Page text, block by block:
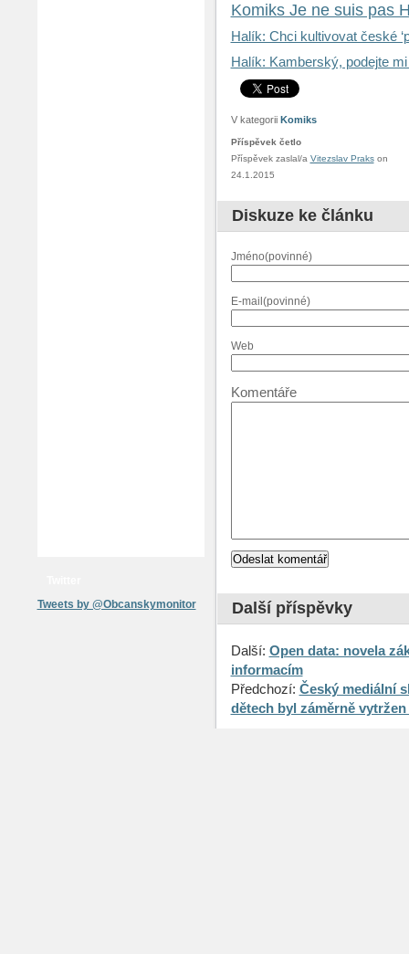
Tweets by @Obcanskymonitor
Komiks Je ne suis pas
Halík: Chci kultivovat české
Halík: Kamberský, podejte
V kategorii Komiks
Příspěvek četlo
Příspěvek zaslal/a Vitezslav Prakson
24.1.2015
Diskuze ke článku
Jméno(povinné)
E-mail(povinné)
Web
Komentáře
Další příspěvky
Další: Open data: novela
informacím
Předchozí: Český mediální
dětech byl záměrně